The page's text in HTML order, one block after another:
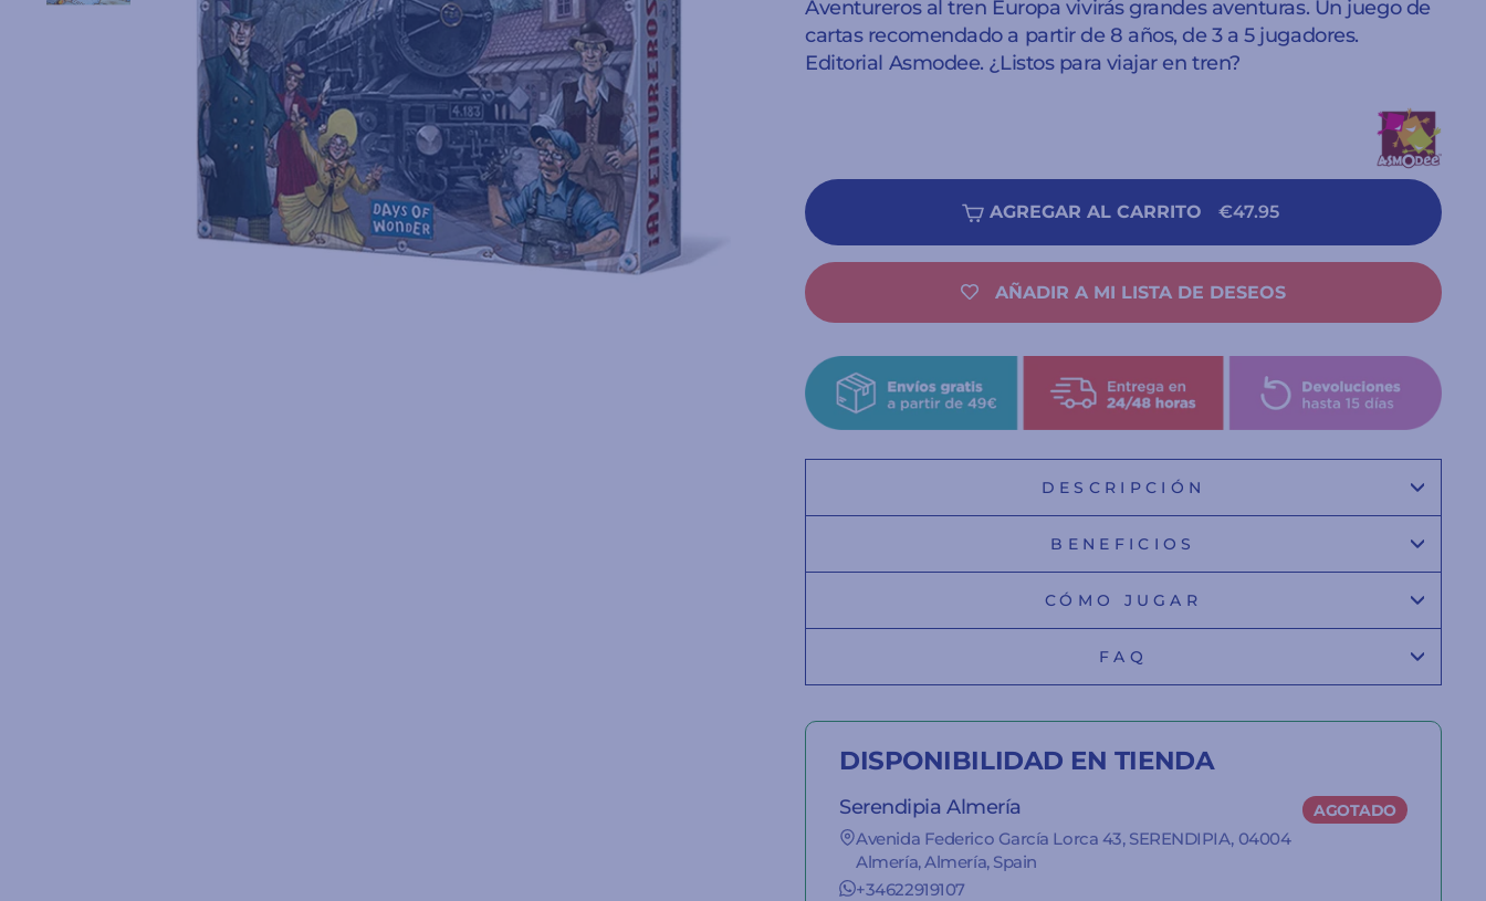
Aventureros al tren Europa vivirás grandes aventuras. Un juego de
cartas recomendado a partir de 8 años, de 3 a 5 jugadores.
Editorial Asmodee. ¿Listos para viajar en tren?
AGREGAR AL CARRITO €47.95
AÑADIR A MI LISTA DE DESEOS
DESCRIPCIÓN
BENEFICIOS
CÓMO JUGAR
FAQ
DISPONIBILIDAD EN TIENDA
Serendipia Almería
Avenida Federico García Lorca 43, SERENDIPIA, 04004
Almería, Almería, Spain
+34622919107
AGOTADO